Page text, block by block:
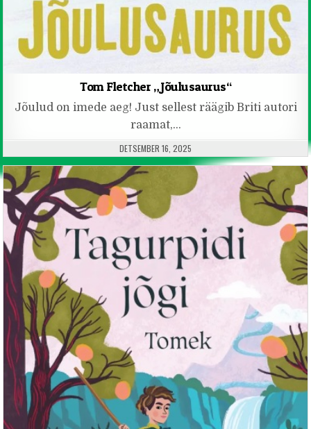
Tom Fletcher „Jõulusaurus“
Jõulud on imede aeg! Just sellest räägib Briti autori
raamat,…
PUBLISHED DATE:
DETSEMBER 16, 2025